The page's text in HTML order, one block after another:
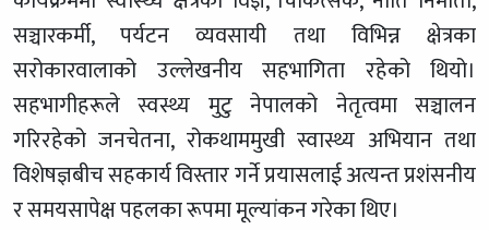
सञ्चारकर्मी, पर्यटन व्यवसायी तथा विभिन्न क्षेत्रका
सरोकारवालाको उल्लेखनीय सहभागिता रहेको थियो।
सहभागीहरूले स्वस्थ्य मुटु नेपालको नेतृत्वमा सञ्चालन
गरिरहेको जनचेतना, रोकथाममुखी स्वास्थ्य अभियान तथा
विशेषज्ञबीच सहकार्य विस्तार गर्ने प्रयासलाई अत्यन्त प्रशंसनीय
र समयसापेक्ष पहलका रूपमा मूल्यांकन गरेका थिए।